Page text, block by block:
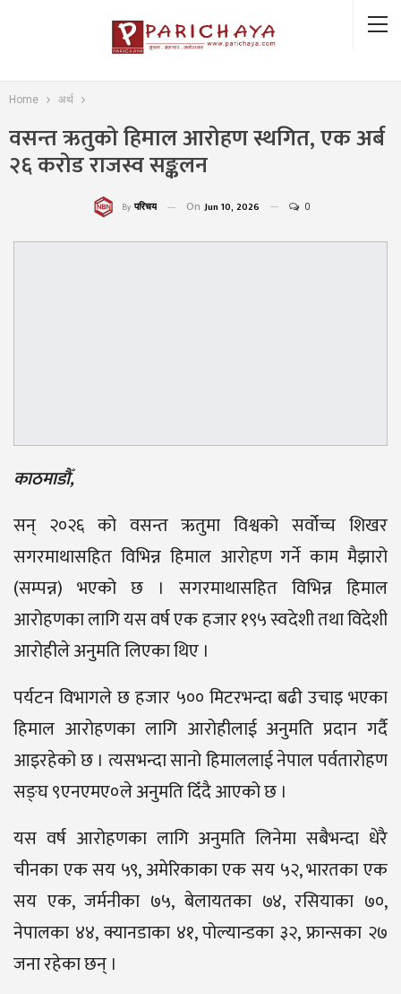
Home अर्थ
वसन्त ऋतुको हिमाल आरोहण स्थगित, एक अर्ब
२६ करोड राजस्व सङ्कलन
By परिचय On Jun 10, 2026 0
काठमाडौँ,
सन् २०२६ को वसन्त ऋतुमा विश्वको सर्वोच्च शिखर
सगरमाथासहित विभिन्न हिमाल आरोहण गर्ने काम मैझारो
(सम्पन्न) भएको छ । सगरमाथासहित विभिन्न हिमाल
आरोहणका लागि यस वर्ष एक हजार १९५ स्वदेशी तथा विदेशी
आरोहीले अनुमति लिएका थिए ।
पर्यटन विभागले छ हजार ५०० मिटरभन्दा बढी उचाइ भएका
हिमाल आरोहणका लागि आरोहीलाई अनुमति प्रदान गर्दै
आइरहेको छ । त्यसभन्दा सानो हिमाललाई नेपाल पर्वतारोहण
सङ्घ ९एनएमए०ले अनुमति दिँदै आएको छ ।
यस वर्ष आरोहणका लागि अनुमति लिनेमा सबैभन्दा धेरै
चीनका एक सय ५९, अमेरिकाका एक सय ५२, भारतका एक
सय एक, जर्मनीका ७५, बेलायतका ७४, रसियाका ७०,
नेपालका ४४, क्यानडाका ४१, पोल्यान्डका ३२, फ्रान्सका २७
जना रहेका छन् ।